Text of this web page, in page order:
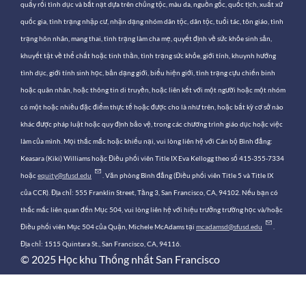
quấy rối tình dục và bắt nạt dựa trên chủng tộc, màu da, nguồn gốc, quốc tịch, xuất xứ
quốc gia, tình trạng nhập cư, nhận dạng nhóm dân tộc, dân tộc, tuổi tác, tôn giáo, tình
trạng hôn nhân, mang thai, tình trạng làm cha mẹ, quyết định về sức khỏe sinh sản,
khuyết tật về thể chất hoặc tinh thần, tình trạng sức khỏe, giới tính, khuynh hướng
tình dục, giới tính sinh học, bản dạng giới, biểu hiện giới, tình trạng cựu chiến binh
hoặc quân nhân, hoặc thông tin di truyền, hoặc liên kết với một người hoặc một nhóm
có một hoặc nhiều đặc điểm thực tế hoặc được cho là như trên, hoặc bất kỳ cơ sở nào
khác được pháp luật hoặc quy định bảo vệ, trong các chương trình giáo dục hoặc việc
làm của mình. Mọi thắc mắc hoặc khiếu nại, vui lòng liên hệ với Cán bộ Bình đẳng:
Keasara (Kiki) Williams hoặc Điều phối viên Title IX Eva Kellogg theo số 415-355-7334
hoặcequity@sfusd.edu . Văn phòng Bình đẳng (Điều phối viên Title 5 và Title IX
của CCR). Địa chỉ: 555 Franklin Street, Tầng 3, San Francisco, CA, 94102. Nếu bạn có
thắc mắc liên quan đến Mục 504, vui lòng liên hệ với hiệu trưởng trường học và/hoặc
Điều phối viên Mục 504 của Quận, Michele McAdams tại mcadamsd@sfusd.edu
Địa chỉ: 1515 Quintara St., San Francisco, CA, 94116.
© 2025 Học khu Thống nhất San Francisco